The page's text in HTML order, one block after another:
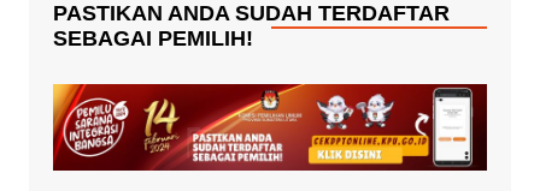
PASTIKAN ANDA SUDAH TERDAFTAR
SEBAGAI PEMILIH!